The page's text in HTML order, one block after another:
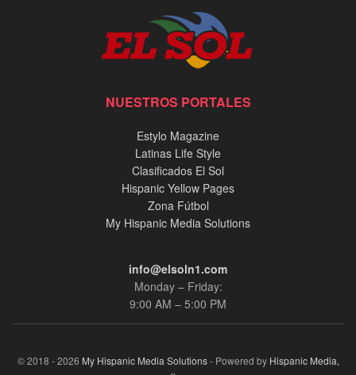
NUESTROS PORTALES
Estylo Magazine
Latinas Life Style
Clasificados El Sol
Hispanic Yellow Pages
Zona Fútbol
My Hispanic Media Solutions
info@elsoln1.com
Monday – Friday:
9:00 AM – 5:00 PM
© 2018 - 2026 My Hispanic Media Solutions- Powered by Hispanic Media,